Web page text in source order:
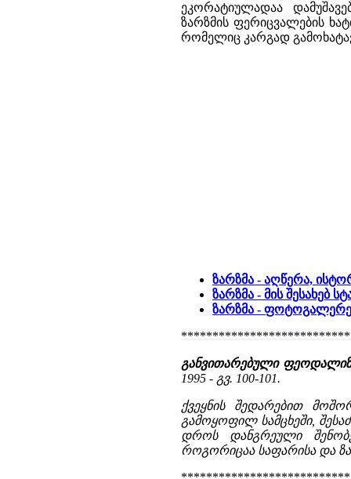
ეკორატიულადაა
ზარზმის ფერიცვალების
რომელიც კარგად
ზარზმა - აღწერა,
ზარზმა - მის შესახებ
ზარზმა -
განვითარებული
1995 - გვ. 100-101.
ქვეყნის შედარებით
გამოყოფილ სამცხეში,
დროს დანგრეული
როგორიცაა საფარისა და